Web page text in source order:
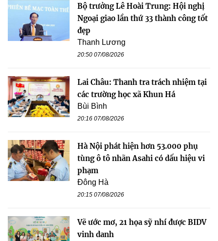
Bộ trưởng Lê Hoài Trung: Hội nghị
Ngoại giao lần thứ 33 thành công tốt
đẹp
Thanh Lương
20:50 07/08/2026
Lai Châu: Thanh tra trách nhiệm tại
các trường học xã Khun Há
Bùi Bình
20:16 07/08/2026
Hà Nội phát hiện hơn 53.000 phụ
tùng ô tô nhãn Asahi có dấu hiệu vi
phạm
Đông Hà
20:15 07/08/2026
Vẽ ước mơ, 21 họa sỹ nhí được BIDV
vinh danh